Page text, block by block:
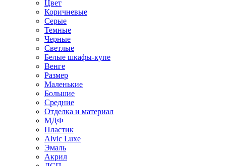
Цвет
Коричневые
Серые
Темные
Черные
Светлые
Белые шкафы-купе
Венге
Размер
Маленькие
Большие
Средние
Отделка и материал
МДФ
Пластик
Alvic Luxe
Эмаль
Акрил